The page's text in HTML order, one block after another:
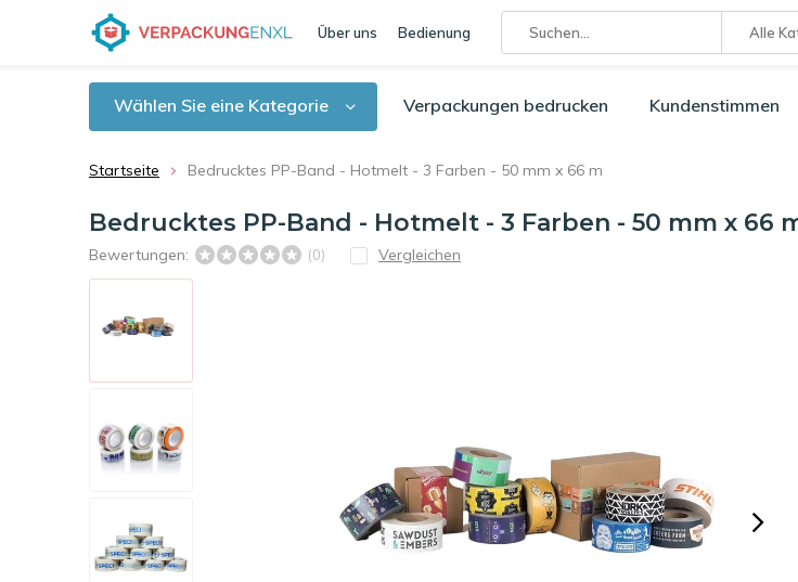
Über uns Bedienung Alle
Wählen Sie eine Kategorie Verpackungen bedrucken Kundenstimmen
Startseite Bedrucktes PP-Band - Hotmelt - 3 Farben - 50 mm x 66 m
Bedrucktes PP-Band - Hotmelt - 3 Farben - 50 mm x 66
Bewertungen: (0) Vergleichen